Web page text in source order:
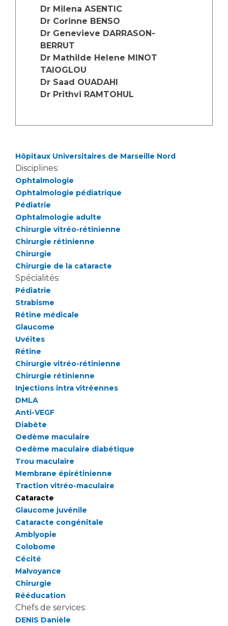
Dr Milena ASENTIC
Dr Corinne BENSO
Dr Genevieve DARRASON-
BERRUT
Dr Mathilde Helene MINOT
TAIOGLOU
Dr Saad OUADAHI
Dr Prithvi RAMTOHUL
Hôpitaux Universitaires de Marseille Nord
Disciplines:
Ophtalmologie
Ophtalmologie pédiatrique
Pédiatrie
Ophtalmologie adulte
Chirurgie vitréo-rétinienne
Chirurgie rétinienne
Chirurgie
Chirurgie de la cataracte
Spécialités:
Pédiatrie
Strabisme
Rétine médicale
Glaucome
Uvéites
Rétine
Chirurgie vitréo-rétinienne
Chirurgie rétinienne
Injections intra vitréennes
DMLA
Anti-VEGF
Diabète
Oedème maculaire
Oedème maculaire diabétique
Trou maculaire
Membrane épirétinienne
Traction vitréo-maculaire
Cataracte
Glaucome juvénile
Cataracte congénitale
Amblyopie
Colobome
Cécité
Malvoyance
Chirurgie
Rééducation
Chefs de services:
DENIS Danièle